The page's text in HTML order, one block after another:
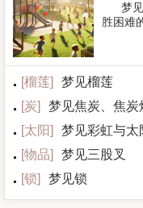
梦
胜困难
[榴莲]
梦见榴莲
[炭]
梦见焦炭、焦炭
[太阳]
梦见彩虹与太
[物品]
梦见三股叉
[锁] 梦见锁